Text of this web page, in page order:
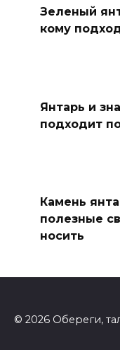
Зеленый
кому
Янтарь и
подходит
Камень
полезные
носить
© 2026 Обереги,